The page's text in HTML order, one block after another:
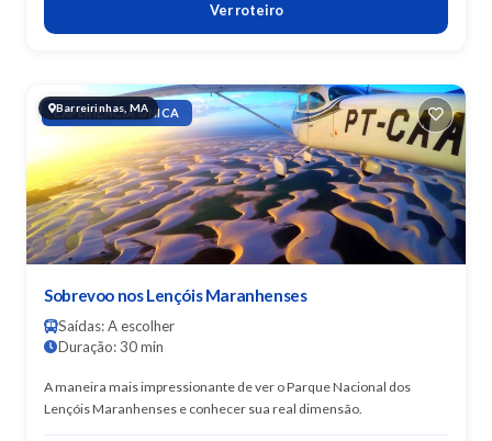
Ver roteiro
EXPERIÊNCIA ÚNICA
Barreirinhas, MA
Sobrevoo nos Lençóis Maranhenses
Saídas: A escolher
Duração: 30 min
A maneira mais impressionante de ver o Parque Nacional dos
Lençóis Maranhenses e conhecer sua real dimensão.